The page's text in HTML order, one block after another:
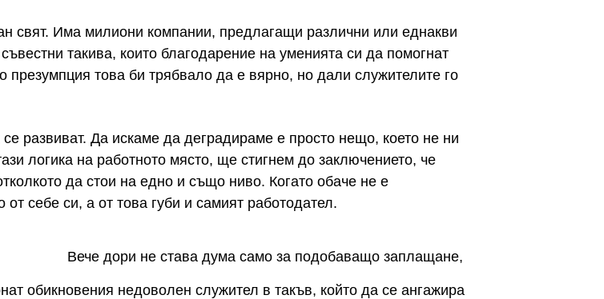
свят. Има милиони компании, предлагащи различни или еднакви
такива, които благодарение на уменията си да помогнат
това би трябвало да е вярно, но дали служителите го
развиват. Да искаме да деградираме е просто нещо, което не ни
логика на работното място, ще стигнем до заключението, че
да стои на едно и също ниво. Когато обаче не е
себе си, а от това губи и самият работодател.
Вече дори не става дума само за подобаващо заплащане,
обикновения недоволен служител в такъв, който да се ангажира